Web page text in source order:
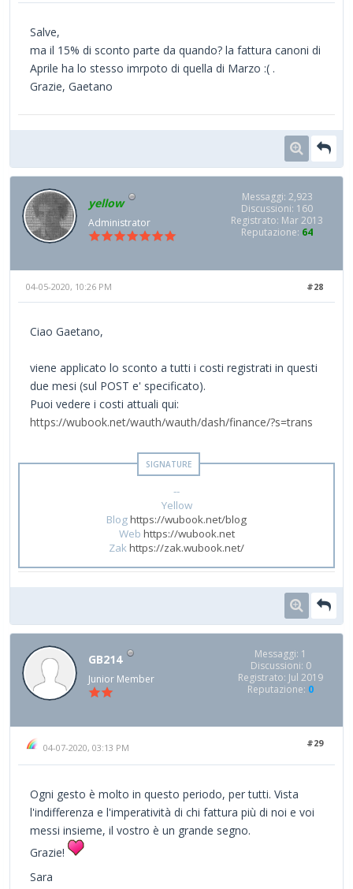
Salve,
ma il 15% di sconto parte da quando? la fattura canoni di
Aprile ha lo stesso imrpoto di quella di Marzo :( .
Grazie, Gaetano
yellow
Administrator
Messaggi: 2,923
Discussioni: 160
Registrato: Mar 2013
Reputazione: 64
#28
04-05-2020, 10:26 PM
Ciao Gaetano,
viene applicato lo sconto a tutti i costi registrati in questi
due mesi (sul POST e' specificato).
Puoi vedere i costi attuali qui:
https://wubook.net/wauth/wauth/dash/finance/?s=trans
--
Yellow
Bloghttps://wubook.net/blog
Web https://wubook.net
Zakhttps://zak.wubook.net/
GB214
Junior Member
Messaggi: 1
Discussioni: 0
Registrato: Jul 2019
Reputazione: 0
#29
04-07-2020, 03:13 PM
Ogni gesto è molto in questo periodo, per tutti. Vista
l'indifferenza e l'imperatività di chi fattura più di noi e voi
messi insieme, il vostro è un grande segno.
Grazie!
Sara